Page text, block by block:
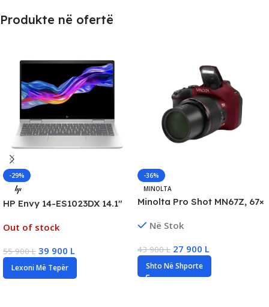
Produkte në ofertë
-29%
HP Envy 14-ES1023DX 14.1″
Laptop, Intel 7-150U, 16GB
Out of stock
55 900L 39 900 L
Lexoni Më Tepër
-36%
MINOLTA
Minolta Pro Shot MN67Z, 67×
Në Stok
43 900L 27 900 L
Shto Në Shporte